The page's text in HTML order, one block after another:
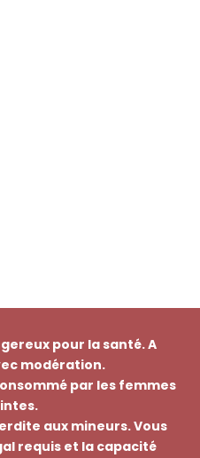
pour la santé. A
modération.
par les femmes
aux mineurs. Vous
requis et la capacité